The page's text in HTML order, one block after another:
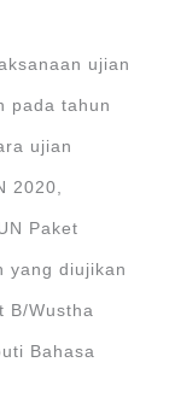
ujian
pada tahun
ujian
2020,
Paket
yang diujikan
B/Wustha
Bahasa